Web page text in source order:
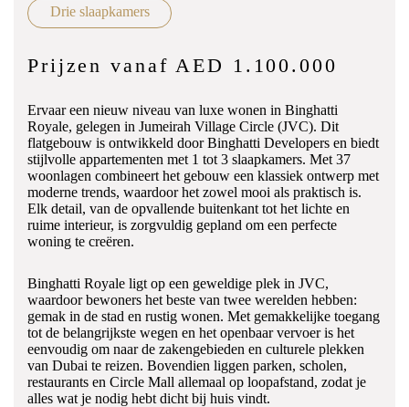
Drie slaapkamers
Prijzen vanaf AED 1.100.000
Ervaar een nieuw niveau van luxe wonen in Binghatti
Royale, gelegen in Jumeirah Village Circle (JVC). Dit
flatgebouw is ontwikkeld door Binghatti Developers en biedt
stijlvolle appartementen met 1 tot 3 slaapkamers. Met 37
woonlagen combineert het gebouw een klassiek ontwerp met
moderne trends, waardoor het zowel mooi als praktisch is.
Elk detail, van de opvallende buitenkant tot het lichte en
ruime interieur, is zorgvuldig gepland om een perfecte
woning te creëren.
Binghatti Royale ligt op een geweldige plek in JVC,
waardoor bewoners het beste van twee werelden hebben:
gemak in de stad en rustig wonen. Met gemakkelijke toegang
tot de belangrijkste wegen en het openbaar vervoer is het
eenvoudig om naar de zakengebieden en culturele plekken
van Dubai te reizen. Bovendien liggen parken, scholen,
restaurants en Circle Mall allemaal op loopafstand, zodat je
alles wat je nodig hebt dicht bij huis vindt.